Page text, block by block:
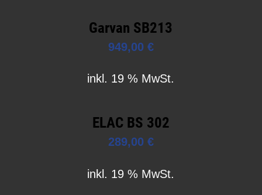
Garvan SB213
949,00 €
inkl. 19 % MwSt.
ELAC BS 302
289,00 €
inkl. 19 % MwSt.